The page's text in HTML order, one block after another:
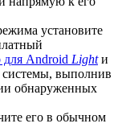
установите
для Android Lightи
системы, выполнив
обнаруженных
его в обычном